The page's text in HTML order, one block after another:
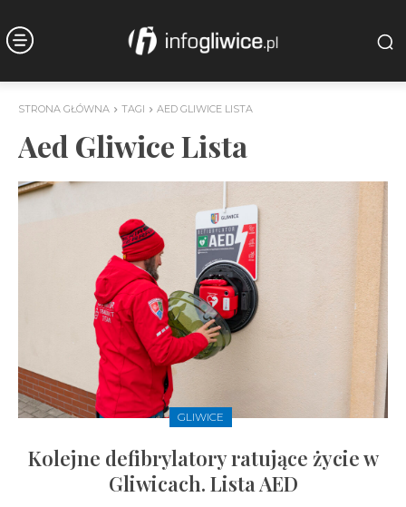
STRONA GŁÓWNA TAGI AED GLIWICE LISTA
Aed Gliwice Lista
GLIWICE
Kolejne defibrylatory ratujące życie w
Gliwicach. Lista AED